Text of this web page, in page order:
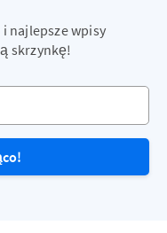
najlepsze wpisy
skrzynkę!